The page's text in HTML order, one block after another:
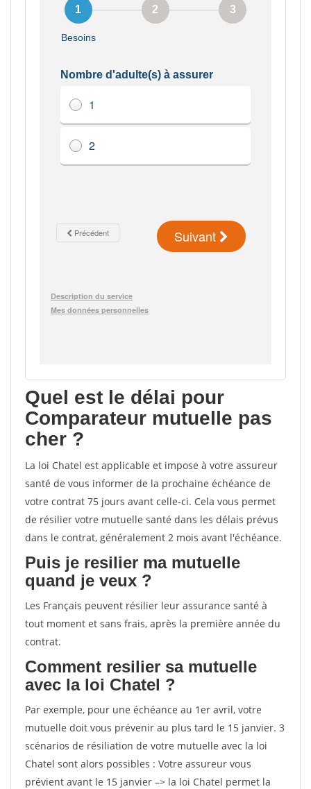
Quel est le délai pour
Comparateur mutuelle pas
cher ?
La loi Chatel est applicable et impose à votre assureur
santé de vous informer de la prochaine échéance de
votre contrat 75 jours avant celle-ci. Cela vous permet
de résilier votre mutuelle santé dans les délais prévus
dans le contrat, généralement 2 mois avant l'échéance.
Puis je resilier ma mutuelle
quand je veux ?
Les Français peuvent résilier leur assurance santé à
tout moment et sans frais, après la première année du
contrat.
Comment resilier sa mutuelle
avec la loi Chatel ?
Par exemple, pour une échéance au 1er avril, votre
mutuelle doit vous prévenir au plus tard le 15 janvier. 3
scénarios de résiliation de votre mutuelle avec la loi
Chatel sont alors possibles : Votre assureur vous
prévient avant le 15 janvier –> la loi Chatel permet la